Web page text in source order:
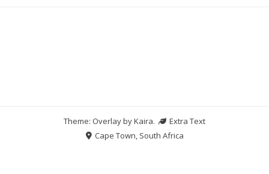
Theme: Overlay byKaira.
Extra Text
Cape Town, South Africa